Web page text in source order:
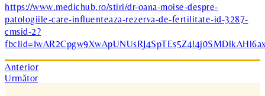
https://www.medichub.ro/stiri/dr-oana-moise-despre-
patologiile-care-influenteaza-rezerva-de-fertilitate-id-3287-
cmsid-2?
Anterior
Următor